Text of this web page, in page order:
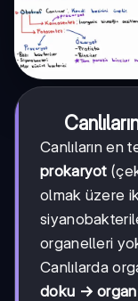
Canlıların en
prokaryot
olmak üzere
organelleri
Canlılarda
doku →